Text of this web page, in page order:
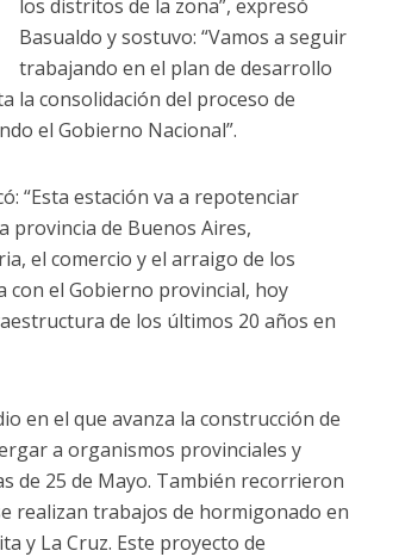
los distritos de la zona”, expresó
Basualdo y sostuvo: “Vamos a seguir
trabajando en el plan de desarrollo
la consolidación del proceso de
el Gobierno Nacional”.
“Esta estación va a repotenciar
provincia de Buenos Aires,
el comercio y el arraigo de los
con el Gobierno provincial, hoy
de los últimos 20 años en
en el que avanza la construcción de
a organismos provinciales y
de 25 de Mayo. También recorrieron
realizan trabajos de hormigonado en
y La Cruz. Este proyecto de